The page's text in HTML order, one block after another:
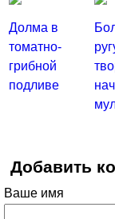
Долма в
томатно-
грибной
подливе
Добавить
Ваше имя